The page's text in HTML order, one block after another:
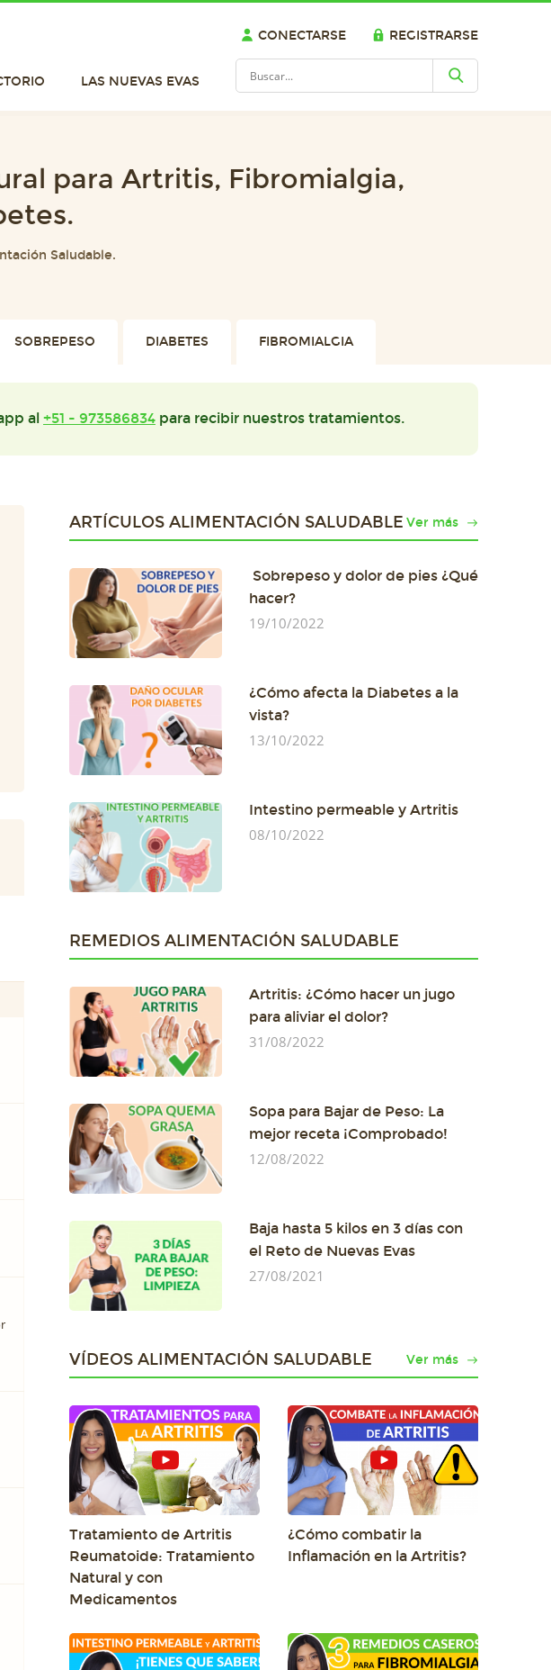
CONECTARSE REGISTRARSE
LAS NUEVAS EVAS
para Artritis, Fibromialgia,
Saludable.
SOBREPESO DIABETES FIBROMIALGIA
al +51 - 973586834 para recibir nuestros tratamientos.
ARTÍCULOS ALIMENTACIÓN SALUDABLE Ver más
Sobrepeso y dolor de pies ¿Qué
hacer?
19/10/2022
¿Cómo afecta la Diabetes a la
vista?
13/10/2022
Intestino permeable y Artritis
08/10/2022
REMEDIOS ALIMENTACIÓN SALUDABLE
Artritis: ¿Cómo hacer un jugo
para aliviar el dolor?
31/08/2022
Sopa para Bajar de Peso: La
mejor receta ¡Comprobado!
12/08/2022
Baja hasta 5 kilos en 3 días con
el Reto de Nuevas Evas
27/08/2021
VÍDEOS ALIMENTACIÓN SALUDABLE Ver más
Tratamiento de Artritis
Reumatoide: Tratamiento
Natural y con
Medicamentos
¿Cómo combatir la
Inflamación en la Artritis?